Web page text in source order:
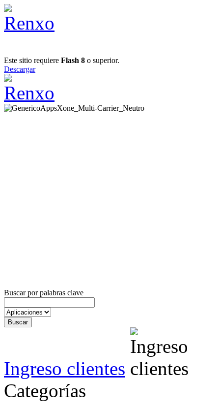
Este sitio requiere Flash 8 o superior.
Descargar
Buscar por palabras clave
Ingreso clientes
Categorías